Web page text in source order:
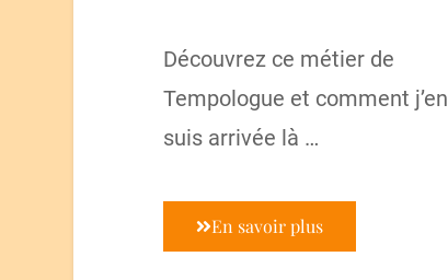
Découvrez ce métier de
Tempologue et comment j’en
suis arrivée là …
En savoir plus